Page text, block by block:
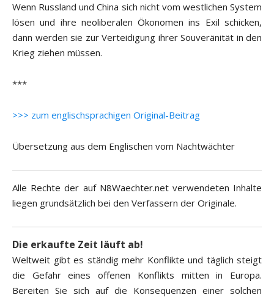
Wenn Russland und China sich nicht vom westlichen System
lösen und ihre neoliberalen Ökonomen ins Exil schicken,
dann werden sie zur Verteidigung ihrer Souveränität in den
Krieg ziehen müssen.
***
>>> zum englischsprachigen Original-Beitrag
Übersetzung aus dem Englischen vom Nachtwächter
Alle Rechte der auf N8Waechter.net verwendeten Inhalte
liegen grundsätzlich bei den Verfassern der Originale.
Die erkaufte Zeit läuft ab!
Weltweit gibt es ständig mehr Konflikte und täglich steigt
die Gefahr eines offenen Konflikts mitten in Europa.
Bereiten Sie sich auf die Konsequenzen einer solchen